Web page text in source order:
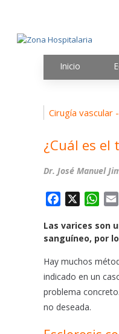
Inicio
Cirugía vascular
¿Cuál es
Dr. José Manuel
c
e
b
o
o
W
a
t
s
A
Las varices son
sanguíneo, por
Hay muchos
indicado en un
problema
no deseada.